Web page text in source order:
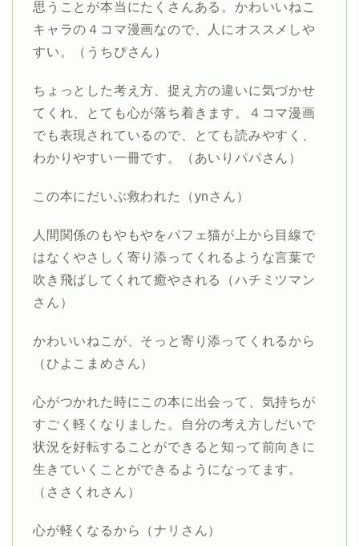
思うことが本当にたくさんある。かわいいねこ
キャラの４コマ漫画なので、人にオススメしや
すい。（うちぴさん）
ちょっとした考え方、捉え方の違いに気づかせ
てくれ、とても心が落ち着きます。４コマ漫画
でも表現されているので、とても読みやすく、
わかりやすい一冊です。（あいりパパさん）
この本にだいぶ救われた（ynさん）
人間関係のもやもやをパフェ猫が上から目線で
はなくやさしく寄り添ってくれるような言葉で
吹き飛ばしてくれて癒やされる（ハチミツマン
さん）
かわいいねこが、そっと寄り添ってくれるから
（ひよこまめさん）
心がつかれた時にこの本に出会って、気持ちが
すごく軽くなりました。自分の考え方しだいで
状況を好転することができると知って前向きに
生きていくことができるようになってます。
（ささくれさん）
心が軽くなるから（ナリさん）